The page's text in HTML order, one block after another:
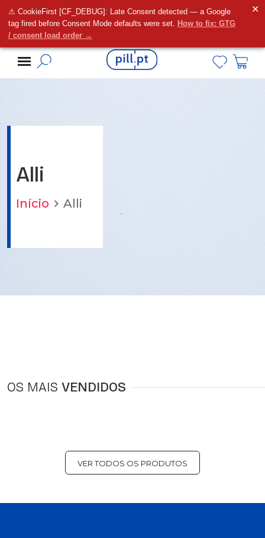
⚠ CookieFirst [CF_DEBUG]: Late Consent detected — a Google
tag fired before Consent Mode defaults were set. How to fix: GTG
/ consent load order →
✕
Alguma dúvida?
Alli
Início Alli
OS MAIS VENDIDOS
VER TODOS OS PRODUTOS